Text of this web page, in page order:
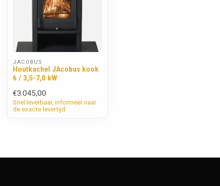
JACOBUS
Houtkachel JAcobus kook
6 / 3,5-7,0 kW
€3.045,00
Snel leverbaar, informeer naar
de exacte levertijd